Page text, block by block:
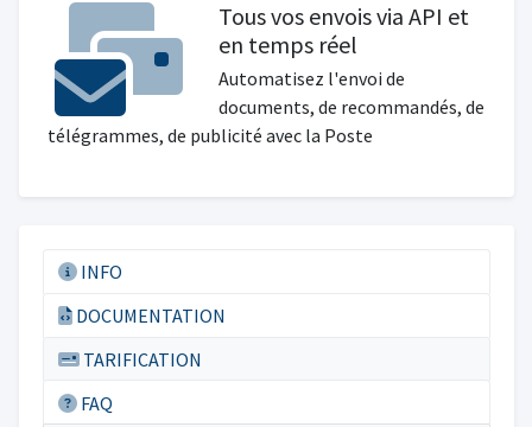
Tous vos envois via API et
en temps réel
Automatisez l'envoi de
documents, de recommandés, de
télégrammes, de publicité avec la Poste
INFO
DOCUMENTATION
TARIFICATION
FAQ